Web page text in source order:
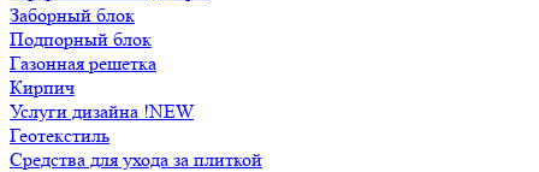
Заборный блок
Подпорный блок
Газонная решетка
Кирпич
Услуги дизайна !NEW
Геотекстиль
Средства для ухода за плиткой